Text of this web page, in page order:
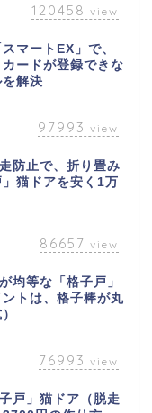
120458 view
マートEX」で、
カードが登録できな
解決
97993 view
防止で、折り畳み
猫ドアを安く1万
86657 view
均等な「格子戸」
トは、格子棒が丸
76993 view
戸」猫ドア（脱走